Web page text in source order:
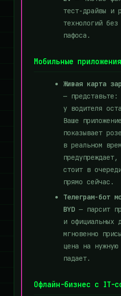
тест-драйвы и
технологий без
пафоса.
Мобильные приложения
Живая карта
—
у водителя
Ваше
показывает
в реальном
стоит в
прямо сейчас.
Телеграм-бот
BYD — парсит
и официальных
мгновенно
цена на нужную
падает.
Офлайн-бизнес с IT-